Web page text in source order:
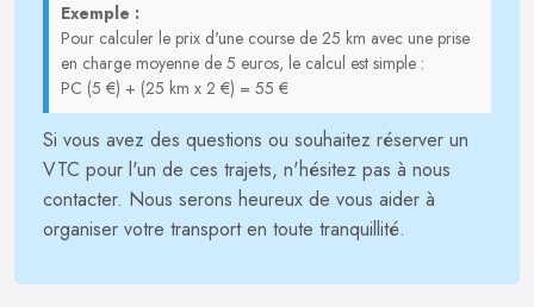
Exemple :
Pour calculer le prix d'une course de 25 km avec une prise
en charge moyenne de 5 euros, le calcul est simple :
PC (5 €) + (25 km x 2 €) = 55 €
Si vous avez des questions ou souhaitez réserver un
VTC pour l'un de ces trajets, n'hésitez pas à nous
contacter. Nous serons heureux de vous aider à
organiser votre transport en toute tranquillité.